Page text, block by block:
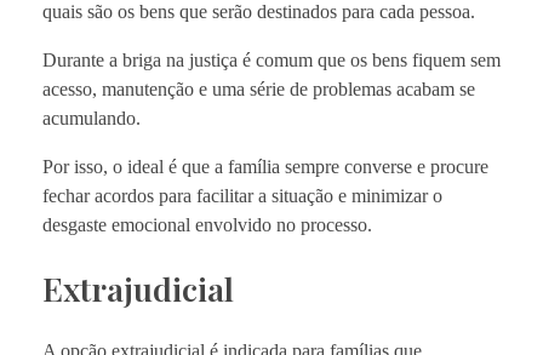
quais são os bens que serão destinados para cada pessoa.
Durante a briga na justiça é comum que os bens fiquem sem
acesso, manutenção e uma série de problemas acabam se
acumulando.
Por isso, o ideal é que a família sempre converse e procure
fechar acordos para facilitar a situação e minimizar o
desgaste emocional envolvido no processo.
Extrajudicial